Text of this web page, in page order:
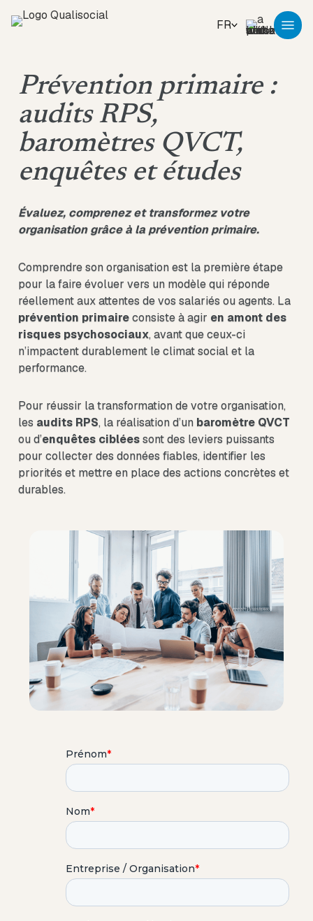
FR
Prévention primaire :
audits RPS,
baromètres QVCT,
enquêtes et études
Évaluez, comprenez et transformez votre
organisation grâce à la prévention primaire.
Comprendre son organisation est la première étape
pour la faire évoluer vers un modèle qui réponde
réellement aux attentes de vos salariés ou agents. La
prévention primaireconsiste à agir en amont des
risques psychosociaux, avant que ceux-ci
n’impactent durablement le climat social et la
performance.
Pour réussir la transformation de votre organisation,
les audits RPS, la réalisation d’un baromètre QVCT
ou d’enquêtes cibléessont des leviers puissants
pour collecter des données fiables, identifier les
priorités et mettre en place des actions concrètes et
durables.